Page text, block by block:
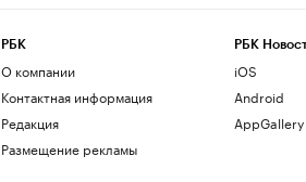
РБК
О компании
Контактная информация
Редакция
Размещение рекламы
РБК
iOS
Android
AppGallery